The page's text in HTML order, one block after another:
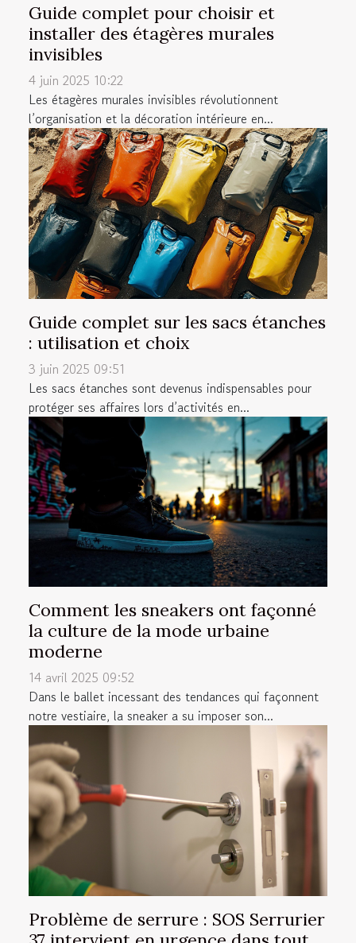
Guide complet pour choisir et
installer des étagères murales
invisibles
4 juin 2025 10:22
Les étagères murales invisibles révolutionnent
l’organisation et la décoration intérieure en...
Guide complet sur les sacs étanches
: utilisation et choix
3 juin 2025 09:51
Les sacs étanches sont devenus indispensables pour
protéger ses affaires lors d’activités en...
Comment les sneakers ont façonné
la culture de la mode urbaine
moderne
14 avril 2025 09:52
Dans le ballet incessant des tendances qui façonnent
notre vestiaire, la sneaker a su imposer son...
Problème de serrure : SOS Serrurier